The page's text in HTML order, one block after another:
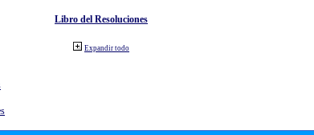
Libro del Resoluciones
Expandir todo